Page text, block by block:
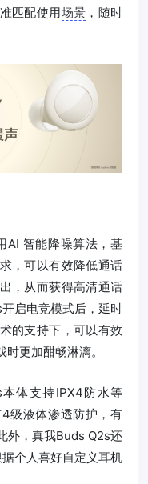
匹配使用场景 ，随时
AI 智能降噪算法，基
，可以有效降低通话
，从而获得高清通话
启电竞模式后，延时
的支持下，可以有效
更加酣畅淋漓。
体支持IPX4防水等
级液体渗透防护，有
外，真我Buds Q2s还
个人喜好自定义耳机